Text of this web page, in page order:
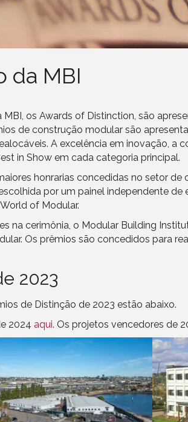
da MBI
os Awards of Distinction, são
de construção modular são
A excelência em inovação, a
in Show em cada categoria principal.
honrarias concedidas no setor
por um painel independente
of Modular.
na cerimônia, o Modular Building
Os prêmios são concedidos para
2023
de Distinção de 2023 estão abaixo.
2024 aqui. Os projetos vencedores de